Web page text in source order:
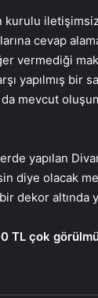
kurulu
cevap
vermediği
yapılmış bir
mevcut
yapılan
diye olacak
dekor altında
TL çok